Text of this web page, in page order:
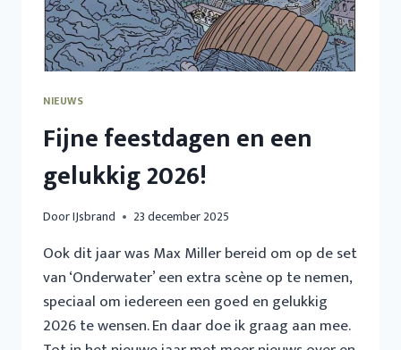
NIEUWS
Fijne feestdagen en een
gelukkig 2026!
DoorIJsbrand 23 december 2025
Ook dit jaar was Max Miller bereid om op de set
van ‘Onderwater’ een extra scène op te nemen,
speciaal om iedereen een goed en gelukkig
2026 te wensen. En daar doe ik graag aan mee.